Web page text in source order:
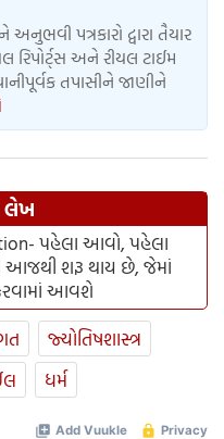
અનુભવી પત્રકારો દ્વારા તૈયાર
રિપોર્ટ્સ અને રીયલ ટાઈમ
તપાસીને જાણીને
પહેલા આવો, પહેલા
આજથી શરૂ થાય છે, જેમાં
આવશે
જ્યોતિષશાસ્ત્ર
ધર્મ